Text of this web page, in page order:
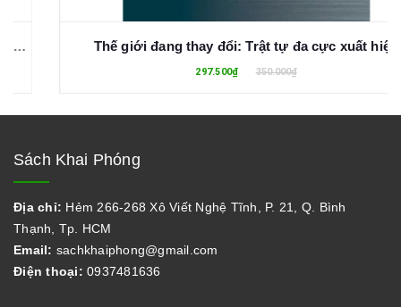
Thế giới đang thay đổi: Trật tự đa cực xuất hiện
350.000₫
Sách Khai Phóng
Địa chỉ: Hẻm 266-268 Xô Viết Nghệ Tĩnh, P. 21, Q. Bình
Thạnh, Tp. HCM
Email: sachkhaiphong@gmail.com
Điện thoại: 0937481636